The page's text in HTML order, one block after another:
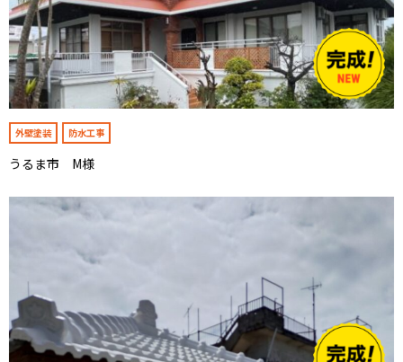
外壁塗装 防水工事
うるま市 M様